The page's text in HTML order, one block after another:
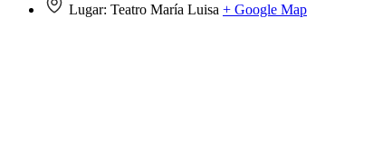
Lugar: Teatro María Luisa + Google Map